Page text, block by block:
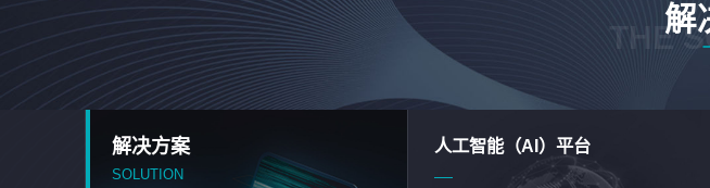
解
THE
解决方案
SOLUTION
人工智能（AI）平台